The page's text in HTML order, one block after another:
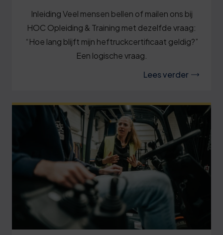
Inleiding Veel mensen bellen of mailen ons bij
HOC Opleiding & Training met dezelfde vraag:
“Hoe lang blijft mijn heftruckcertificaat geldig?”
Een logische vraag.
Lees verder